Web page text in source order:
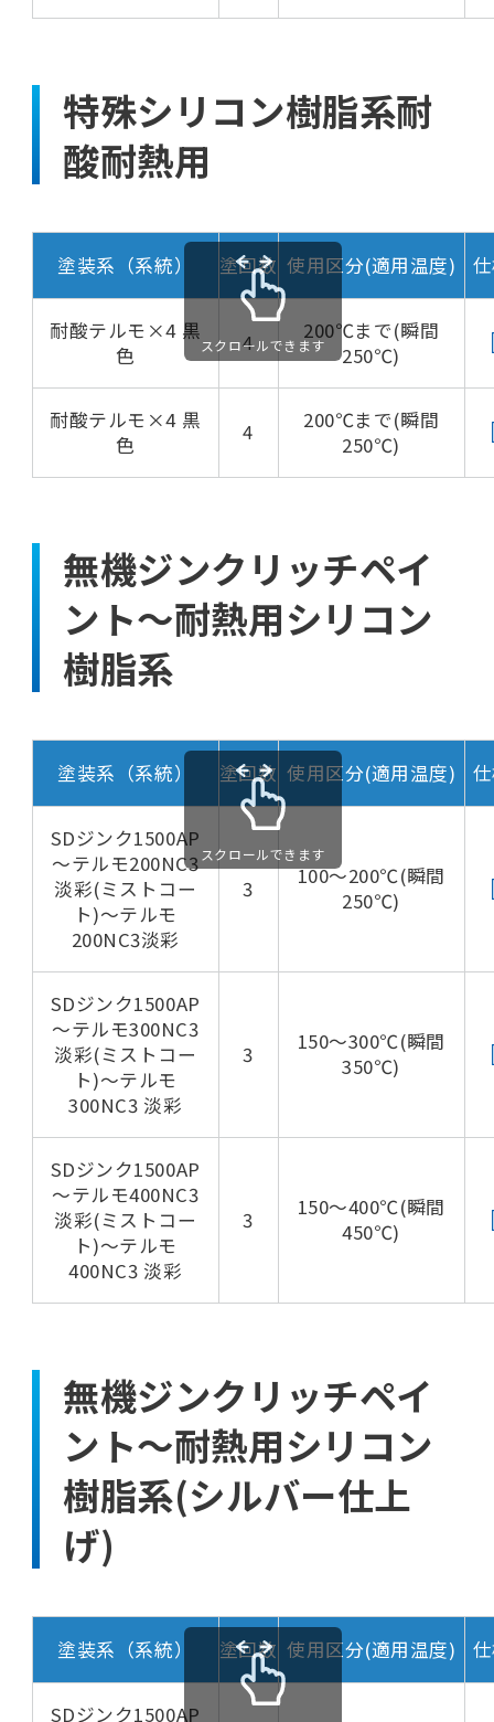
特殊シリコン樹脂系耐
酸耐熱用
塗装系（系統） 塗回数 使用区分(適用温度)
耐酸テルモ×4 黒
色
4
200℃まで(瞬間
250℃)
耐酸テルモ×4 黒
色
4
200℃まで(瞬間
250℃)
スクロールできます
無機ジンクリッチペイ
ント～耐熱用シリコン
樹脂系
塗装系（系統） 塗回数 使用区分(適用温度)
SDジンク1500AP
～テルモ200NC3
淡彩(ミストコー
ト)～テルモ
200NC3淡彩
3
100～200℃(瞬間
250℃)
SDジンク1500AP
～テルモ300NC3
淡彩(ミストコー
ト)～テルモ
300NC3 淡彩
3
150～300℃(瞬間
350℃)
SDジンク1500AP
～テルモ400NC3
淡彩(ミストコー
ト)～テルモ
400NC3 淡彩
3
150～400℃(瞬間
450℃)
スクロールできます
無機ジンクリッチペイ
ント～耐熱用シリコン
樹脂系(シルバー仕上
げ)
塗装系（系統） 塗回数 使用区分(適用温度)
SDジンク1500AP